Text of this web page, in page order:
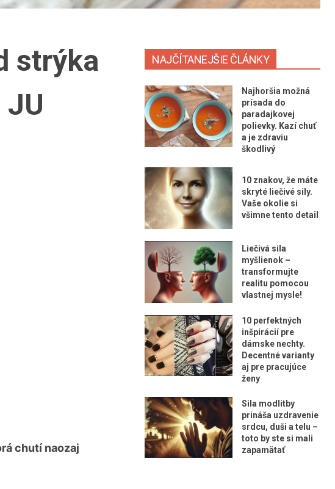
strýka
chutí naozaj
NAJČÍTANEJŠIE ČLÁNKY
Najhoršia možná
prísada do
paradajkovej
polievky. Kazí chuť
a je zdraviu
škodlivý
10 znakov, že máte
skryté liečivé sily.
Vaše okolie si
všimne tento detail
Liečivá sila
myšlienok –
transformujte
realitu pomocou
vlastnej mysle!
10 perfektných
inšpirácií pre
dámske nechty.
Decentné varianty
aj pre pracujúce
ženy
Sila modlitby
prináša uzdravenie
srdcu, duši a telu –
toto by ste si mali
zapamätať